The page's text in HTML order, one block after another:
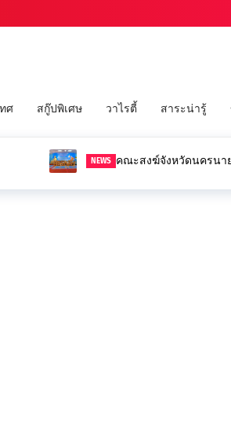
ศ สกู๊ปพิเศษ วาไรตี้ สาระน่ารู้
NEWS คณะสงฆ์จังหวัดนครนา